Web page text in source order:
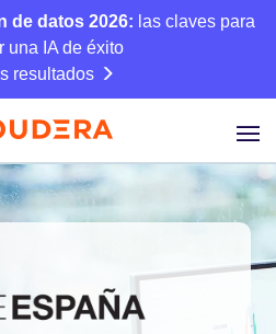
de datos 2026: las claves para
una IA de éxito
resultados